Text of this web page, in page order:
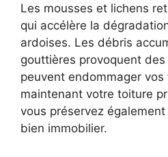
Les mousses et lichens
qui accélère la
ardoises. Les débris
gouttières provoquent
peuvent endommager vos
maintenant votre toiture
vous préservez
bien immobilier.